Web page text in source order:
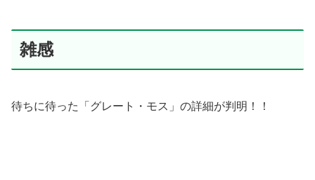
雑感
待ちに待った「グレート・モス」の詳細が判明！！